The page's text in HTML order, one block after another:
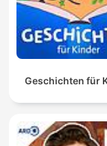
Geschichten für